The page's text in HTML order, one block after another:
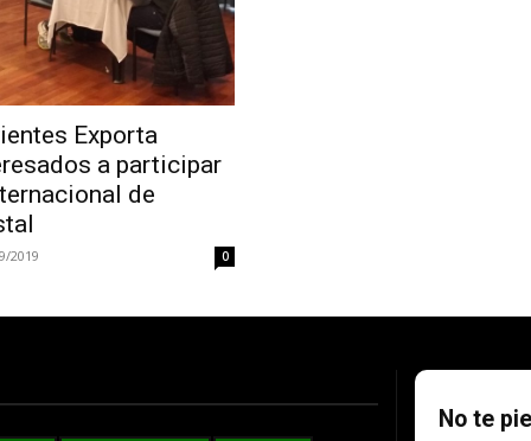
Exporta
a participar
de
2019 0
No te